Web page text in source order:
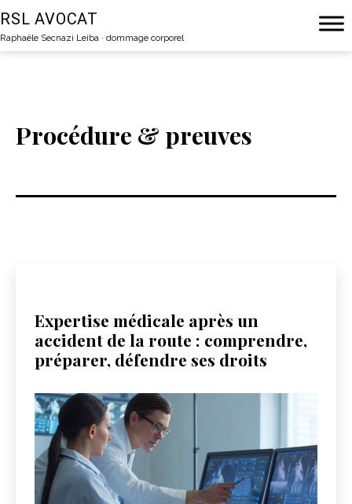
Aller
au
contenu
RSL AVOCAT
Raphaële Secnazi Leiba · dommage corporel
Procédure & preuves
Expertise médicale après un
accident de la route : comprendre,
préparer, défendre ses droits